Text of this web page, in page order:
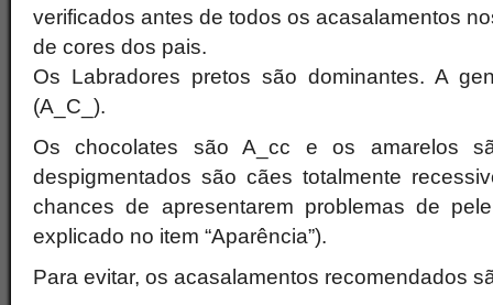
verificados antes de todos os acasalamentos
de cores dos pais.
Os Labradores pretos são dominantes. A
(A_C_).
Os chocolates são A_cc e os amarelos
despigmentados são cães totalmente
chances de apresentarem problemas de
explicado no item “Aparência”).
Para evitar, os acasalamentos recomendados